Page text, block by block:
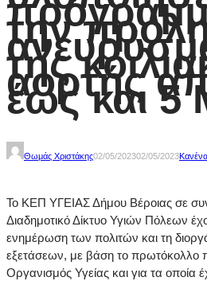
την
της
αορτής
έως και 5
Θωμάς Χριστάκης02/05/202302/05/2023
Το ΚΕΠ ΥΓΕΙΑΣ Δήμου Βέροιας σε
Διαδημοτικό Δίκτυο Υγιών Πόλεων
ενημέρωση των πολιτών και τη
εξετάσεων, με βάση το πρωτόκολλο
Οργανισμός Υγείας και για τα οποία